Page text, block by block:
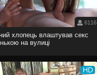
6116
хлопець влаштував секс
на вулиці
HD